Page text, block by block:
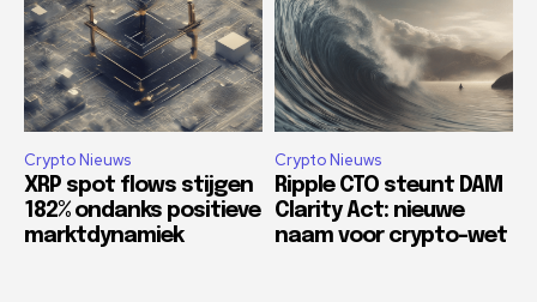
Crypto Nieuws
XRP spot flows stijgen
182% ondanks positieve
marktdynamiek
Crypto Nieuws
Ripple CTO steunt DAM
Clarity Act: nieuwe
naam voor crypto-wet